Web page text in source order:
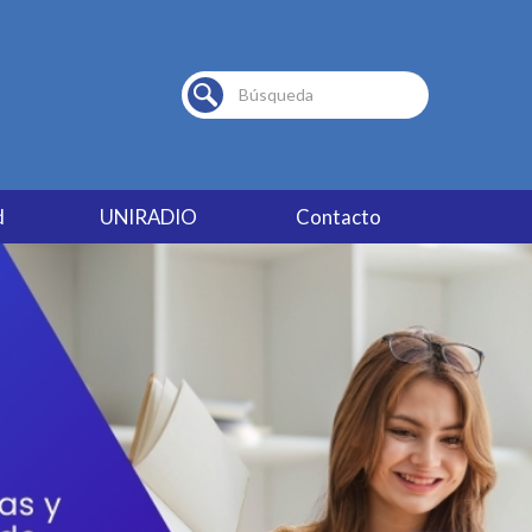
Buscar...
UNIRADIO Contacto